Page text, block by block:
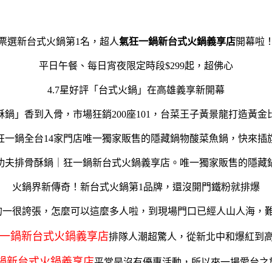
選新台式火鍋第1名，超人氣狂一鍋新台式火鍋義享店開幕啦
平日午餐、每日宵夜限定時段$299起，超佛心
4.7星好評「台式火鍋」在高雄義享新開幕
鍋」香到入骨，市場狂銷200座101，台菜王子黃景龍打造黃金
一鍋全台14家門店唯一獨家販售的隱藏鍋物酸菜魚鍋，快來插
火鍋界新傳奇！新台式火鍋第1品牌，還沒開門鐵粉就排爆
很誇張，怎麼可以這麼多人啦，到現場門口已經人山人海，
鍋新台式火鍋義享店排隊人潮超驚人，從新北中和爆紅到